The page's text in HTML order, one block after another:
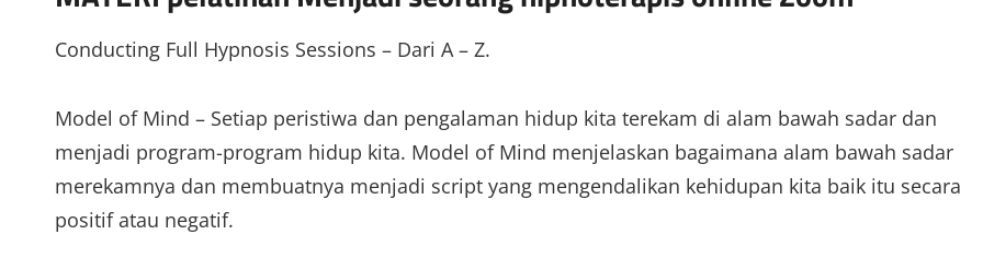
Conducting Full Hypnosis Sessions – Dari A – Z.
Model of Mind – Setiap peristiwa dan pengalaman hidup kita terekam di alam bawah sadar dan
menjadi program-program hidup kita. Model of Mind menjelaskan bagaimana alam bawah sadar
merekamnya dan membuatnya menjadi script yang mengendalikan kehidupan kita baik itu secara
positif atau negatif.